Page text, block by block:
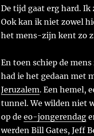
De tijd gaat erg hard.
Ook kan ik niet zowel
het mens-zijn kent zo
En toen schiep de
had ie het gedaan met
Jeruzalem. Een hemel,
tunnel. We wilden niet
op de eo-jongerendag
werden Bill Gates, Jeff